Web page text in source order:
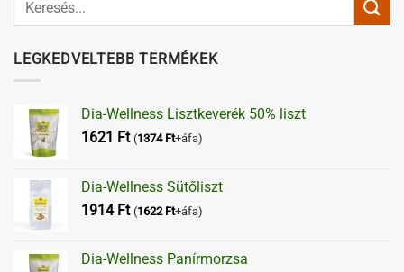
LEGKEDVELTEBB TERMÉKEK
Dia-Wellness Lisztkeverék 50% liszt
1621 Ft (1374 Ft+áfa)
Dia-Wellness Sütőliszt
1914 Ft (1622 Ft+áfa)
Dia-Wellness Panírmorzsa